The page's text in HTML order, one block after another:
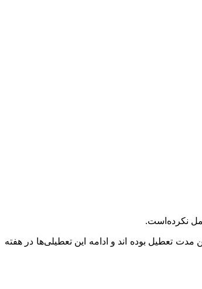
نکرده‌است.
جز گروه‌های شغلی دو به بعد هستند و طی این مدت تعطیل بوده اند و ادامه این تعطیلی‌ها در هفته